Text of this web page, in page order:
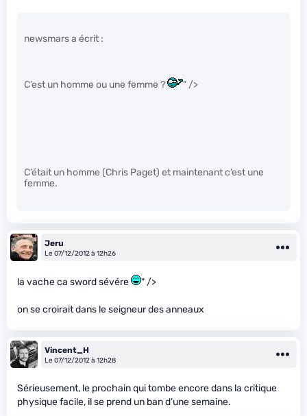
newsmars a écrit :
C’est un homme ou une femme ? " />
C’était un homme (Chris Paget) et maintenant c’est une
femme.
Jeru
Le 07/12/2012 à 12h26
la vache ca sword sévére " />
on se croirait dans le seigneur des anneaux
Vincent_H
Le 07/12/2012 à 12h28
Sérieusement, le prochain qui tombe encore dans la critique
physique facile, il se prend un ban d’une semaine.